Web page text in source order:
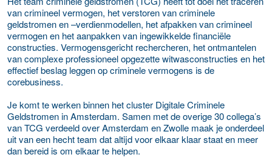
van crimineel vermogen, het verstoren van criminele
geldstromen en –verdienmodellen, het afpakken van crimineel
vermogen en het aanpakken van ingewikkelde financiële
constructies. Vermogensgericht rechercheren, het ontmantelen
van complexe professioneel opgezette witwasconstructies en het
effectief beslag leggen op criminele vermogens is de
corebusiness.
Je komt te werken binnen het cluster Digitale Criminele
Geldstromen in Amsterdam. Samen met de overige 30 collega’s
van TCG verdeeld over Amsterdam en Zwolle maak je onderdeel
uit van een hecht team dat altijd voor elkaar klaar staat en meer
dan bereid is om elkaar te helpen.